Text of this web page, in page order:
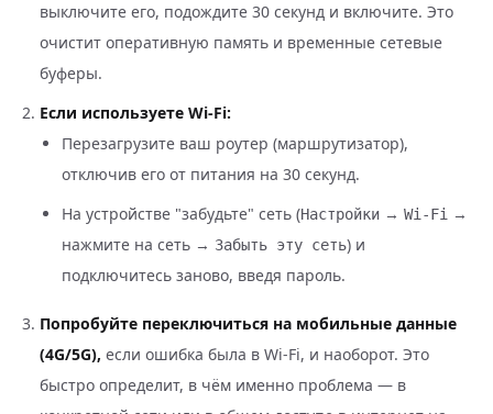
выключите его, подождите 30 секунд и включите. Это
очистит оперативную память и временные сетевые
буферы.
Если используете Wi-Fi:
Перезагрузите ваш роутер (маршрутизатор),
отключив его от питания на 30 секунд.
На устройстве "забудьте" сеть (Настройки → Wi-Fi →
нажмите на сеть → Забыть эту сеть) и
подключитесь заново, введя пароль.
Попробуйте переключиться на мобильные данные
(4G/5G), если ошибка была в Wi-Fi, и наоборот. Это
быстро определит, в чём именно проблема — в